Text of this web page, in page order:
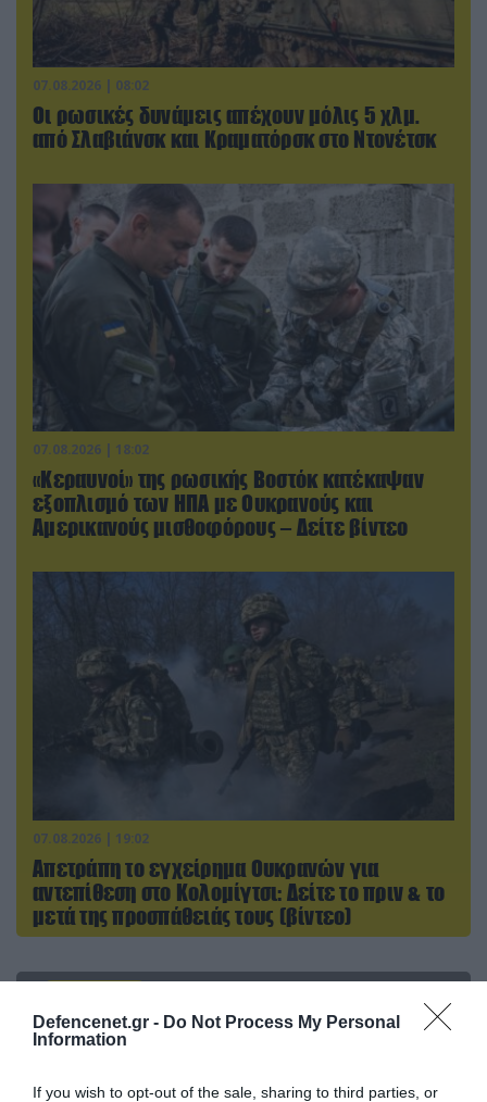
Defencenet.gr - Do Not Process My Personal
Information
If you wish to opt-out of the sale, sharing to third parties, or
07.08.2026 | 08:02
Οι ρωσικές δυνάμεις απέχουν μόλις 5 χλμ.
από Σλαβιάνσκ και Κραματόρσκ στο Ντονέτσκ
07.08.2026 | 18:02
«Κεραυνοί» της ρωσικής Βοστόκ κατέκαψαν
εξοπλισμό των ΗΠΑ με Ουκρανούς και
Αμερικανούς μισθοφόρους – Δείτε βίντεο
07.08.2026 | 19:02
Απετράπη το εγχείρημα Ουκρανών για
αντεπίθεση στο Κολομίγτσι: Δείτε το πριν & το
μετά της προσπάθειάς τους (βίντεο)